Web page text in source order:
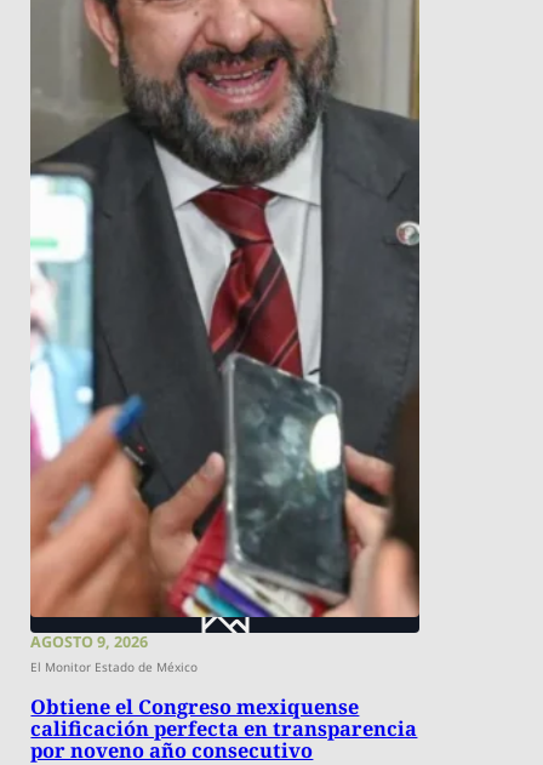
AGOSTO 9, 2026
El Monitor Estado de México
Obtiene el Congreso mexiquense
calificación perfecta en transparencia
por noveno año consecutivo